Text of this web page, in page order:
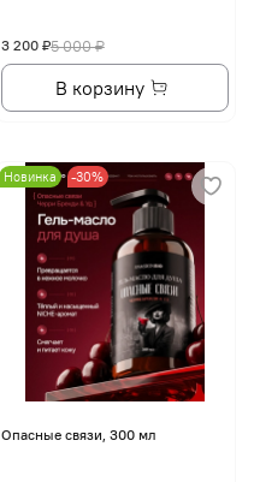
5 000 ₽
3 200 ₽
В корзину
Новинка -30%
Опасные связи, 300 мл